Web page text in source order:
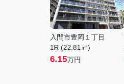
入間市豊岡１丁目
1R (22.81㎡)
6.15万円